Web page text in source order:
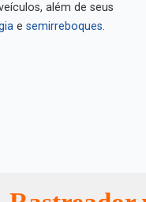
além de seus
e semirreboques.